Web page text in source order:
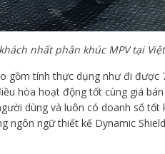
nhất phân khúc MPV tại
gồm tính thực dụng như đi được
hòa hoạt động tốt cùng giá
dùng và luôn có doanh số tốt
ngôn ngữ thiết kế Dynamic